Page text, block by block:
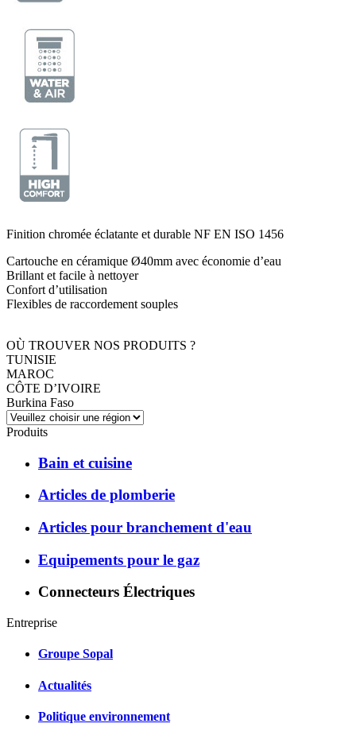
Finition chromée éclatante et durable NF EN ISO 1456
Cartouche en céramique Ø40mm avec économie d’eau
Brillant et facile à nettoyer
Confort d’utilisation
Flexibles de raccordement souples
OÙ TROUVER NOS PRODUITS ?
TUNISIE
MAROC
CÔTE D’IVOIRE
Burkina Faso
Produits
Bain et cuisine
Articles de plomberie
Articles pour branchement d'eau
Equipements pour le gaz
Connecteurs Électriques
Entreprise
Groupe Sopal
Actualités
Politique environnement